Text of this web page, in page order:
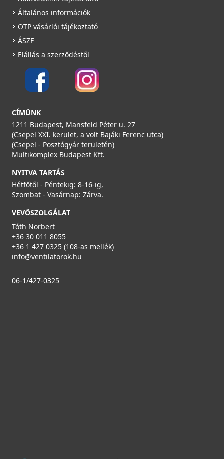
Általános információk
OTP vásárlói tájékoztató
ÁSZF
Elállás a szerződéstől
CÍMÜNK
1211 Budapest, Mansfeld Péter u. 27
(Csepel XXI. kerület, a volt Bajáki Ferenc utca)
(Csepel - Posztógyár területén)
Multikomplex Budapest Kft.
NYITVA TARTÁS
Hétfőtől - Péntekig: 8-16-ig,
Szombat - Vasárnap: Zárva.
VEVŐSZOLGÁLAT
Tóth Norbert
+36 30 011 8055
+36 1 427 0325 (108-as mellék)
info@ventilatorok.hu
06-1/427-0325